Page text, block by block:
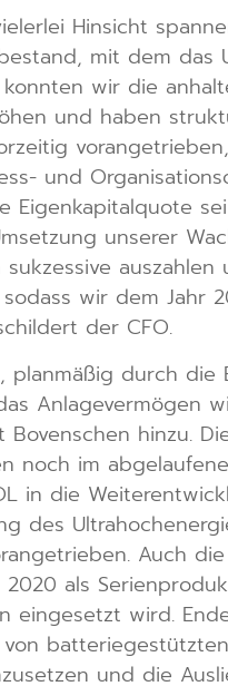
Hinsicht
mit dem das
konnten wir die
und haben
und
unserer
wir dem Jahr
der CFO.
planmäßig durch die
Anlagevermögen
hinzu.
noch im
in die
des
Auch
als
eingesetzt wird.
und die